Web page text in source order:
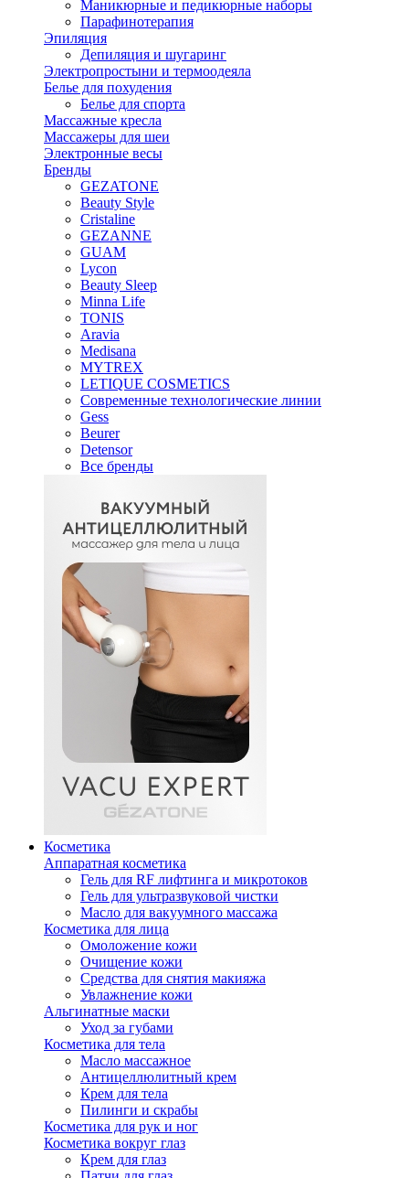
Маникюрные и педикюрные наборы
Парафинотерапия
Эпиляция
Депиляция и шугаринг
Электропростыни и термоодеяла
Белье для похудения
Белье для спорта
Массажные кресла
Массажеры для шеи
Электронные весы
Бренды
GEZATONE
Beauty Style
Cristaline
GEZANNE
GUAM
Lycon
Beauty Sleep
Minna Life
TONIS
Aravia
Medisana
MYTREX
LETIQUE COSMETICS
Современные технологические линии
Gess
Beurer
Detensor
Все бренды
Косметика
Аппаратная косметика
Гель для RF лифтинга и микротоков
Гель для ультразвуковой чистки
Масло для вакуумного массажа
Косметика для лица
Омоложение кожи
Очищение кожи
Средства для снятия макияжа
Увлажнение кожи
Альгинатные маски
Уход за губами
Косметика для тела
Масло массажное
Антицеллюлитный крем
Крем для тела
Пилинги и скрабы
Косметика для рук и ног
Косметика вокруг глаз
Крем для глаз